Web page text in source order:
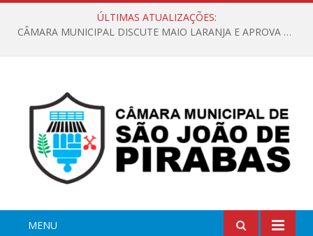
ÚLTIMAS ATUALIZAÇÕES:
CÂMARA MUNICIPAL DISCUTE MAIO LARANJA E APROVA REQUERIMENTO SOBRE SINALIZAÇÃO URBANA
MENU